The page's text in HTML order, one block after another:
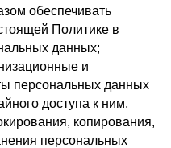
обеспечивать
Политике в
данных;
и
персональных данных
доступа к ним,
копирования,
персональных